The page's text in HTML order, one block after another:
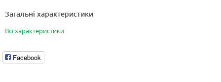
Загальні характеристики
Всі характеристики
Facebook